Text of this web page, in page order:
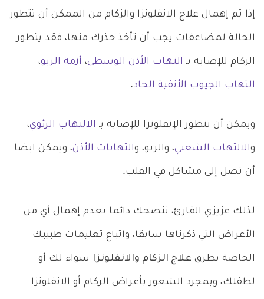
إذا تم إهمال علاج الانفلونزا والزكام من الممكن أن تتطور
الحالة لمضاعفات يجب أن تأخذ حذرك منها، فقد يتطور
الزكام للإصابة بـ التهاب الأذن الوسطى، أزمة الربو،
التهاب الجيوب الأنفية الحاد.
ويمكن أن تتطور الإنفلونزا للإصابة بـ الالتهاب الرئوي،
والالتهاب الشعبي، والربو، والتهابات الأذن، ويمكن ايضا
أن تصل إلى مشاكل في القلب.
لذلك عزيزي القارئ، ننصحك دائما بعدم إهمال أي من
الأعراض التي ذكرناها سابقا، واتباع تعليمات طبيبك
الخاصة بطرق علاج الزكام والانفلونزا سواء لك أو
لطفلك، وبمجرد الشعور بأعراض الركام أو الانفلونزا